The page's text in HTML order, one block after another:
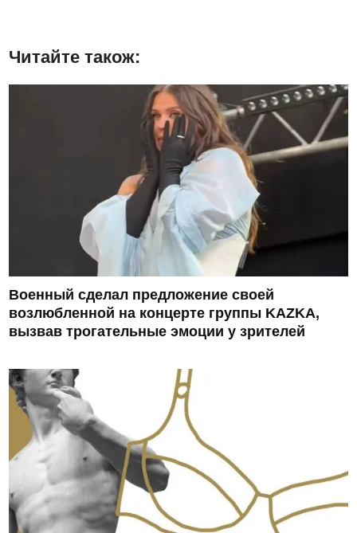
Читайте також:
Военный сделал предложение своей
возлюбленной на концерте группы KAZKA,
вызвав трогательные эмоции у зрителей